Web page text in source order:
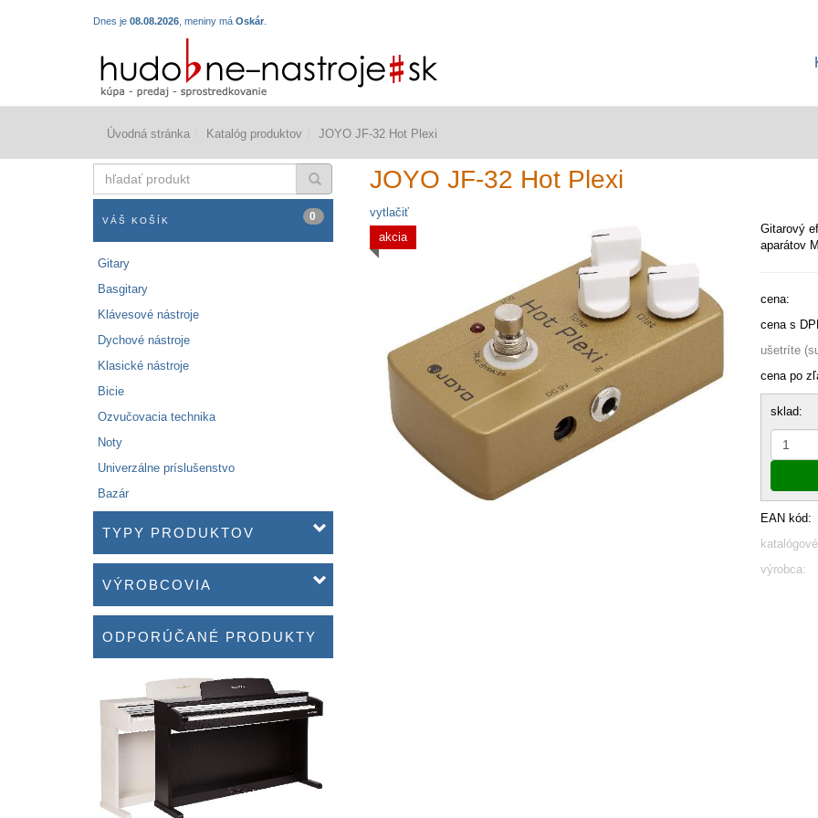
Dnes je 08.08.2026 , meniny má Oskár
Úvodná stránka Katalóg produktov JOYO JF-32 Hot Plexi
produkt
VÁŠ KOŠÍK 0
Gitary
Basgitary
Klávesové nástroje
Dychové nástroje
Klasické nástroje
Bicie
Ozvučovacia technika
Noty
Univerzálne príslušenstvo
Bazár
TYPY PRODUKTOV
VÝROBCOVIA
ODPORÚČANÉ PRODUKTY
JOYO JF-32 Hot Plexi
vytlačiť
Gitarový
aparátov
cena:
cena s
ušetríte
cena po
sklad:
EAN kód:
výrobca:
akcia